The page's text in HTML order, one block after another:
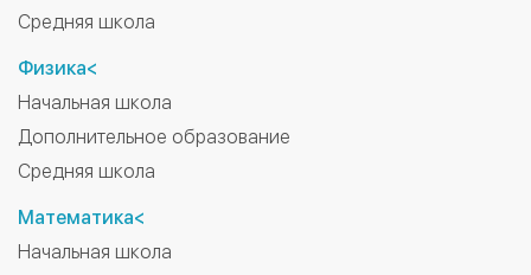
Средняя школа
Физика<
Начальная школа
Дополнительное образование
Средняя школа
Математика<
Начальная школа